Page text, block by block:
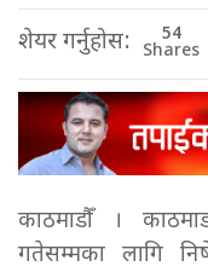
शेयर गर्नुहोस: 54
Shares
काठमाडौँ ।
गतेसम्मका लागि